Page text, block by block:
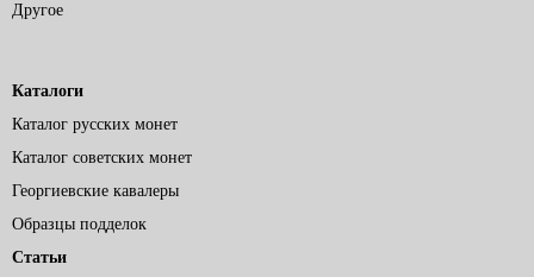
Другое
Каталоги
Каталог русских монет
Каталог советских монет
Георгиевские кавалеры
Образцы подделок
Статьи